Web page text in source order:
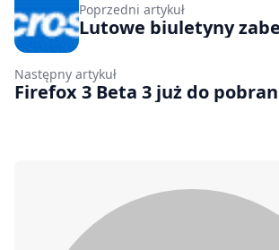
Poprzedni artykuł
Lutowe biuletyny
Następny artykuł
Firefox 3 Beta 3 już do